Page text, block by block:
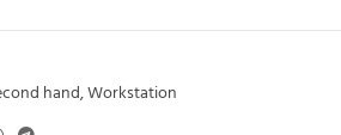
hand,Workstation